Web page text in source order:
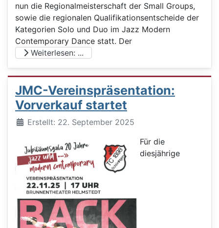
nun die Regionalmeisterschaft der Small Groups,
sowie die regionalen Qualifikationsentscheide der
Kategorien Solo und Duo im Jazz Modern
Contemporary Dance statt. Der
Weiterlesen: ...
JMC-Vereinspräsentation:
Vorverkauf startet
DetailsErstellt: 22. September 2025
Für die
diesjährige